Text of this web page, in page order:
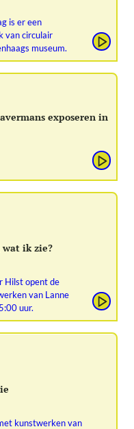
is er een
van circulair
museum.
exposeren in
ik zie?
Hilst opent de
van Lanne
uur.
kunstwerken van